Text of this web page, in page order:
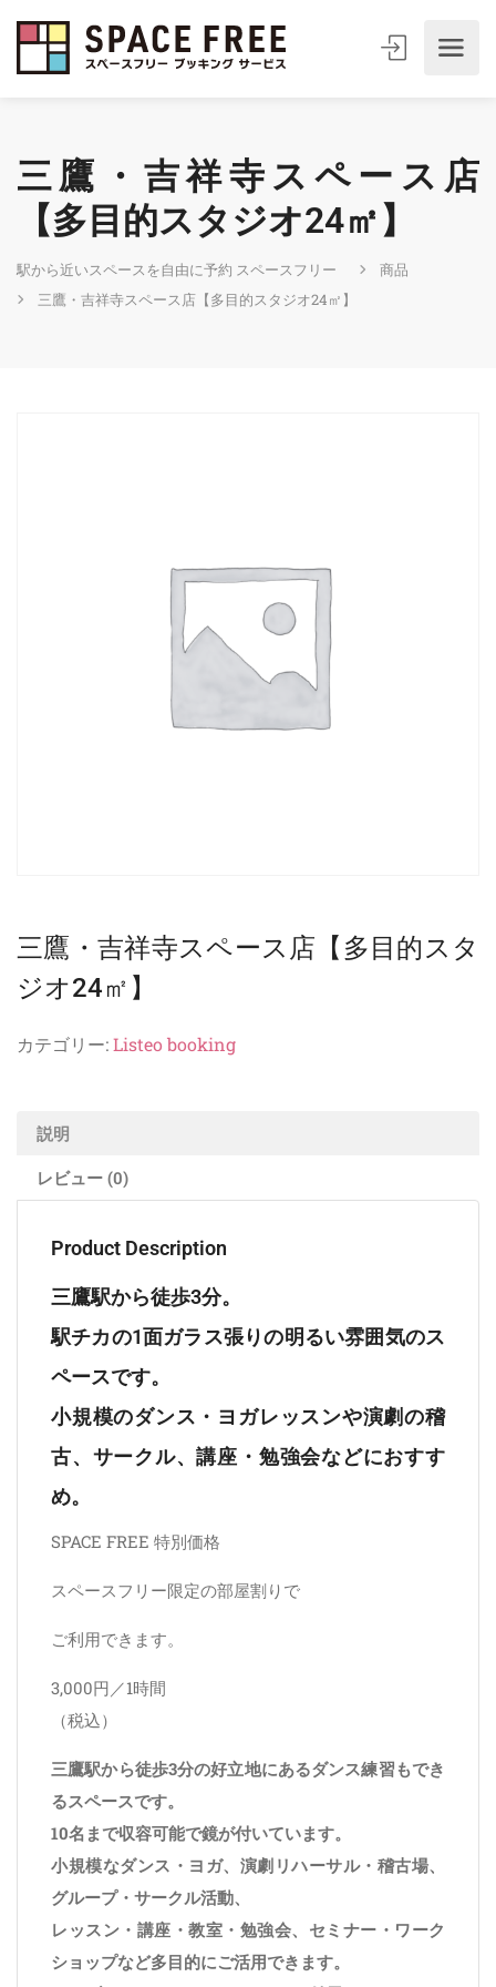
三鷹・吉祥寺スペース店
【多目的スタジオ24㎡】
駅から近いスペースを自由に予約 スペースフリー
商品
三鷹・吉祥寺スペース店【多目的スタジオ24㎡】
三鷹・吉祥寺スペース店【多目的スタ
ジオ24㎡】
カテゴリー:Listeo booking
説明
レビュー (0)
Product Description
三鷹駅から徒歩3分。
駅チカの1面ガラス張りの明るい雰囲気のス
ペースです。
小規模のダンス・ヨガレッスンや演劇の稽
古、サークル、講座・勉強会などにおすす
め。
SPACE FREE 特別価格
スペースフリー限定の部屋割りで
ご利用できます。
3,000円／1時間
（税込）
三鷹駅から徒歩3分の好立地にあるダンス練習もでき
るスペースです。
10名まで収容可能で鏡が付いています。
小規模なダンス・ヨガ、演劇リハーサル・稽古場、
グループ・サークル活動、
レッスン・講座・教室・勉強会、セミナー・ワーク
ショップなど多目的にご活用できます。